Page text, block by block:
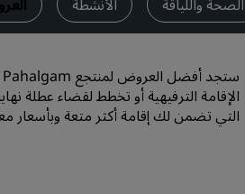
تطبيق
الصحة واللياقة الأنشطة
الإقامة الترفيهية أو تخطط لقضاء عطلة
التي تضمن لك إقامة أكثر متعة وبأسعار